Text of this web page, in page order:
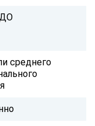
среднего